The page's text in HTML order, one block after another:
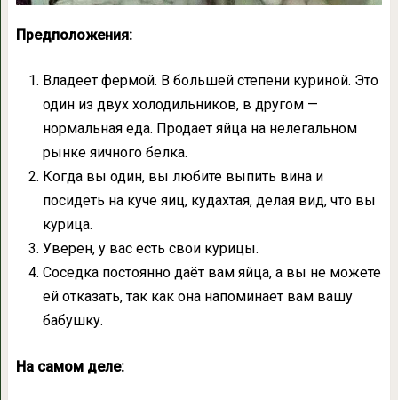
Предположения:
Владеет фермой. В большей степени куриной. Это
один из двух холодильников, в другом —
нормальная еда. Продает яйца на нелегальном
рынке яичного белка.
Когда вы один, вы любите выпить вина и
посидеть на куче яиц, кудахтая, делая вид, что вы
курица.
Уверен, у вас есть свои курицы.
Соседка постоянно даёт вам яйца, а вы не можете
ей отказать, так как она напоминает вам вашу
бабушку.
На самом деле: